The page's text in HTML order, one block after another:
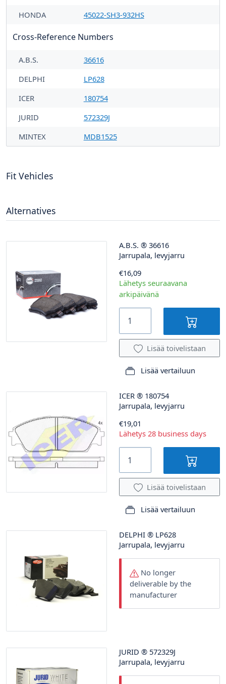
HONDA 45022-SH3-932HS
Cross-Reference Numbers
A.B.S.
36616
DELPHI
LP628
ICER
180754
JURID
572329J
MINTEX
MDB1525
Fit Vehicles
Alternatives
A.B.S. ® 36616
Jarrupala, levyjarru
€16,09
Lähetys seuraavana
arkipäivänä
Lisää toivelistaan
Lisää vertailuun
ICER ® 180754
Jarrupala, levyjarru
€19,01
Lähetys 28 business days
Lisää toivelistaan
Lisää vertailuun
DELPHI ® LP628
Jarrupala, levyjarru
No longer
deliverable by the
manufacturer
JURID ® 572329J
Jarrupala, levyjarru